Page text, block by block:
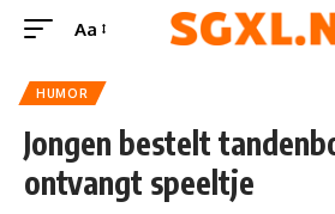
Aa
HUMOR
Jongen bestelt
ontvangt speeltje